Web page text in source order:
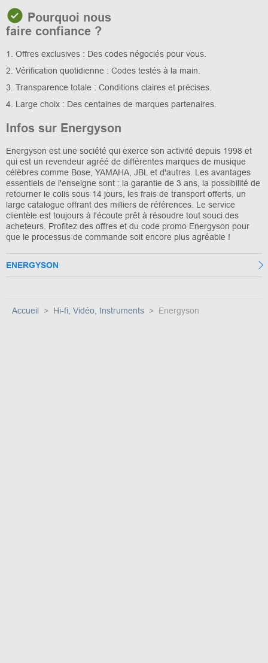
Pourquoi nous
faire confiance ?
1. Offres exclusives : Des codes négociés pour vous.
2. Vérification quotidienne : Codes testés à la main.
3. Transparence totale : Conditions claires et précises.
4. Large choix : Des centaines de marques partenaires.
Infos sur Energyson
Energyson est une société qui exerce son activité depuis 1998 et
qui est un revendeur agréé de différentes marques de musique
célèbres comme Bose, YAMAHA, JBL et d'autres. Les avantages
essentiels de l'enseigne sont : la garantie de 3 ans, la possibilité de
retourner le colis sous 14 jours, les frais de transport offerts, un
large catalogue offrant des milliers de références. Le service
clientèle est toujours à l'écoute prêt à résoudre tout souci des
acheteurs. Profitez des offres et du code promo Energyson pour
que le processus de commande soit encore plus agréable !
ENERGYSON
Accueil Hi-fi, Vidéo, Instruments Energyson